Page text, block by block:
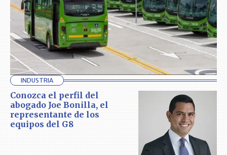
INDUSTRIA
Conozca el perfil del
abogado Joe Bonilla, el
representante de los
equipos del G8